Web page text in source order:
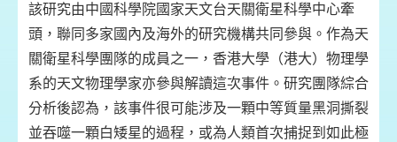
該研究由中國科學院國家天文台天關衛星科學中心牽
頭，聯同多家國內及海外的研究機構共同參與。作為天
關衛星科學團隊的成員之一，香港大學（港大）物理學
系的天文物理學家亦參與解讀這次事件。研究團隊綜合
分析後認為，該事件很可能涉及一顆中等質量黑洞撕裂
並吞噬一顆白矮星的過程，或為人類首次捕捉到如此極